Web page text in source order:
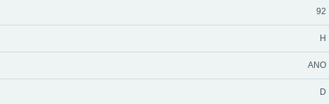
92
H
ANO
D